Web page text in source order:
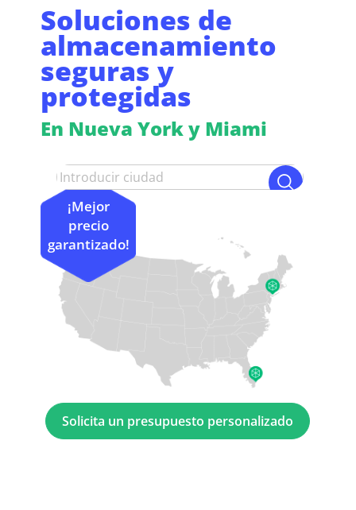
Soluciones de
almacenamiento
seguras y
protegidas
En Nueva York y Miami
Solicita un presupuesto personalizado
¡Mejor
precio
garantizado!